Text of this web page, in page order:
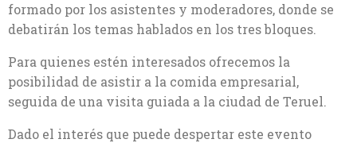
formado por los asistentes y moderadores, donde se
debatirán los temas hablados en los tres bloques.
Para quienes estén interesados ofrecemos la
posibilidad de asistir a la comida empresarial,
seguida de una visita guiada a la ciudad de Teruel.
Dado el interés que puede despertar este evento